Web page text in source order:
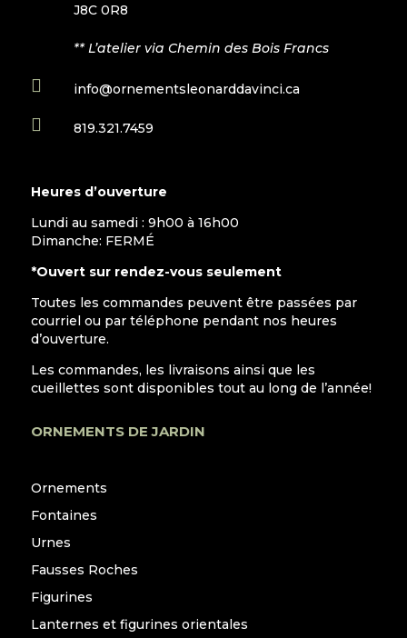
J8C 0R8
** L’atelier via Chemin des Bois Francs
 info@ornementsleonarddavinci.ca
 819.321.7459
Heures d’ouverture
Lundi au samedi : 9h00 à 16h00
Dimanche: FERMÉ
*Ouvert sur rendez-vous seulement
Toutes les commandes peuvent être passées par
courriel ou par téléphone pendant nos heures
d’ouverture.
Les commandes, les livraisons ainsi que les
cueillettes sont disponibles tout au long de l’année!
ORNEMENTS DE JARDIN
Ornements
Fontaines
Urnes
Fausses Roches
Figurines
Lanternes et figurines orientales